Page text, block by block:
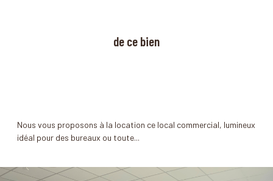
de ce bien
Nous vous proposons à la location ce local commercial, lumineux
idéal pour des bureaux ou toute...